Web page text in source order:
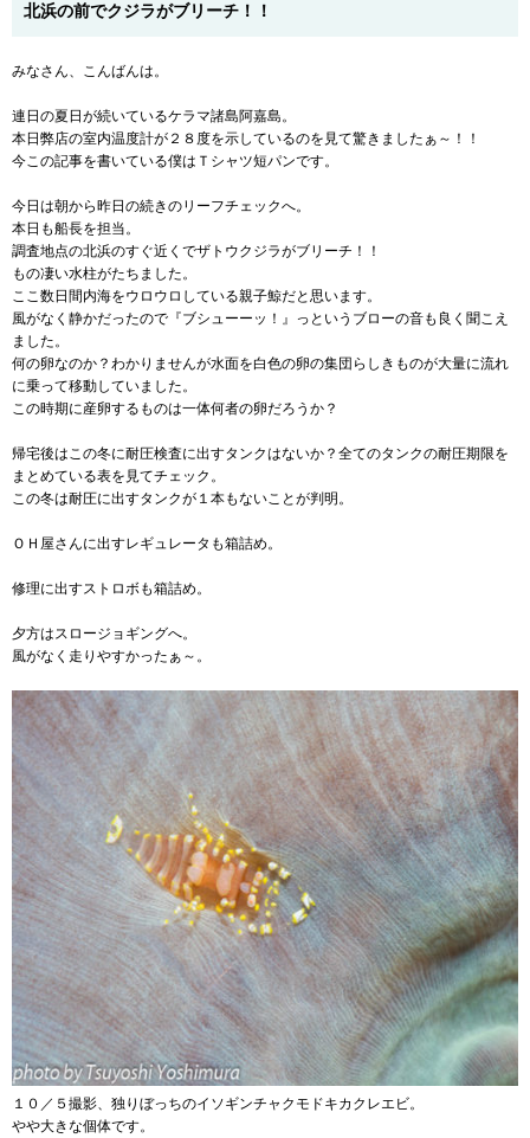
北浜の前でクジラがブリーチ！！
みなさん、こんばんは。
連日の夏日が続いているケラマ諸島阿嘉島。
本日弊店の室内温度計が２８度を示しているのを見て驚きましたぁ～！！
今この記事を書いている僕はＴシャツ短パンです。
今日は朝から昨日の続きのリーフチェックへ。
本日も船長を担当。
調査地点の北浜のすぐ近くでザトウクジラがブリーチ！！
もの凄い水柱がたちました。
ここ数日間内海をウロウロしている親子鯨だと思います。
風がなく静かだったので『ブシューーッ！』っというブローの音も良く聞こえ
ました。
何の卵なのか？わかりませんが水面を白色の卵の集団らしきものが大量に流れ
に乗って移動していました。
この時期に産卵するものは一体何者の卵だろうか？
帰宅後はこの冬に耐圧検査に出すタンクはないか？全てのタンクの耐圧期限を
まとめている表を見てチェック。
この冬は耐圧に出すタンクが１本もないことが判明。
ＯＨ屋さんに出すレギュレータも箱詰め。
修理に出すストロボも箱詰め。
夕方はスロージョギングへ。
風がなく走りやすかったぁ～。
１０／５撮影、独りぼっちのイソギンチャクモドキカクレエビ。
やや大きな個体です。